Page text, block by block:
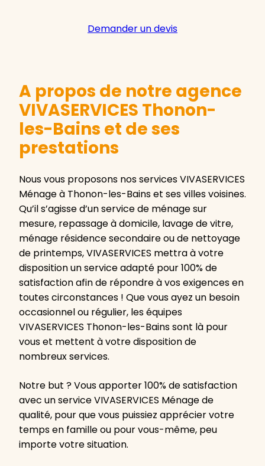
Demander un devis
A propos de notre agence
VIVASERVICES Thonon-
les-Bains et de ses
prestations
Nous vous proposons nos services VIVASERVICES
Ménage à Thonon-les-Bains et ses villes voisines.
Qu’il s’agisse d’un service de ménage sur
mesure, repassage à domicile, lavage de vitre,
ménage résidence secondaire ou de nettoyage
de printemps, VIVASERVICES mettra à votre
disposition un service adapté pour 100% de
satisfaction afin de répondre à vos exigences en
toutes circonstances ! Que vous ayez un besoin
occasionnel ou régulier, les équipes
VIVASERVICES Thonon-les-Bains sont là pour
vous et mettent à votre disposition de
nombreux services.
Notre but ? Vous apporter 100% de satisfaction
avec un service VIVASERVICES Ménage de
qualité, pour que vous puissiez apprécier votre
temps en famille ou pour vous-même, peu
importe votre situation.